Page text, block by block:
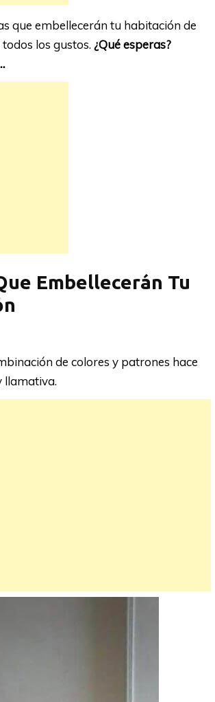
que embellecerán tu habitación de
los gustos. ¿Qué esperas?
Embellecerán Tu
de colores y patrones hace
llamativa.